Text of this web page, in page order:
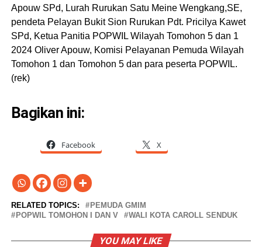
Apouw SPd, Lurah Rurukan Satu Meine Wengkang,SE,
pendeta Pelayan Bukit Sion Rurukan Pdt. Pricilya Kawet
SPd, Ketua Panitia POPWIL Wilayah Tomohon 5 dan 1
2024 Oliver Apouw, Komisi Pelayanan Pemuda Wilayah
Tomohon 1 dan Tomohon 5 dan para peserta POPWIL.
(rek)
Bagikan ini:
Facebook X
RELATED TOPICS:
PEMUDA GMIM
POPWIL TOMOHON I DAN V
WALI KOTA CAROLL SENDUK
YOU MAY LIKE